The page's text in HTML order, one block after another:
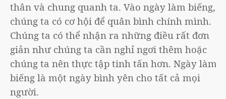
thân và chung quanh ta. Vào ngày làm biếng,
chúng ta có cơ hội để quân bình chính mình.
Chúng ta có thể nhận ra những điều rất đơn
giản như chúng ta cần nghỉ ngơi thêm hoặc
chúng ta nên thực tập tinh tấn hơn. Ngày làm
biếng là một ngày bình yên cho tất cả mọi
người.